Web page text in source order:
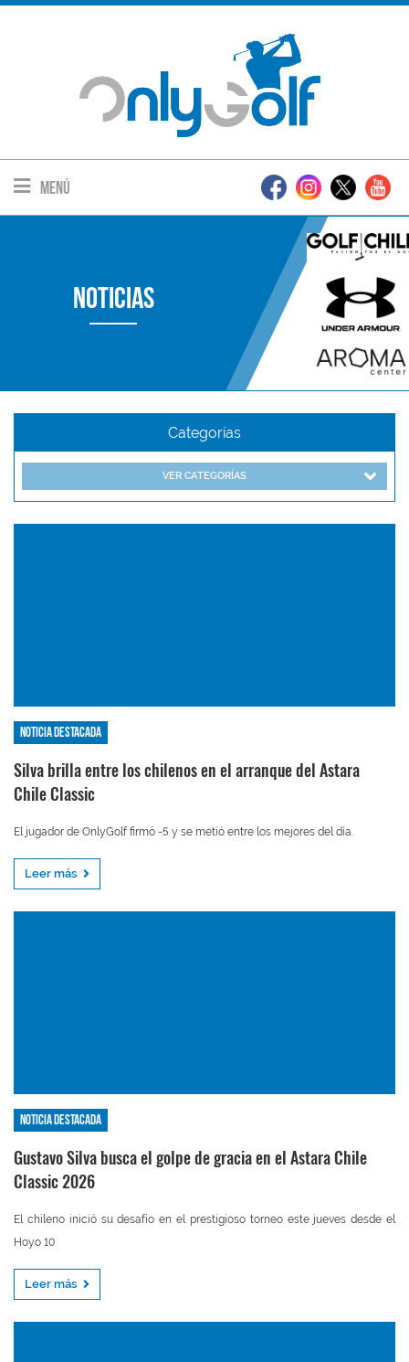
Menú
Noticias
Categorías
VER CATEGORÍAS
Noticia destacada
Silva brilla entre los chilenos en el arranque del Astara
Chile Classic
El jugador de OnlyGolf firmó -5 y se metió entre los mejores del día.
Leer más
Noticia destacada
Gustavo Silva busca el golpe de gracia en el Astara Chile
Classic 2026
El chileno inició su desafío en el prestigioso torneo este jueves desde el
Hoyo 10
Leer más